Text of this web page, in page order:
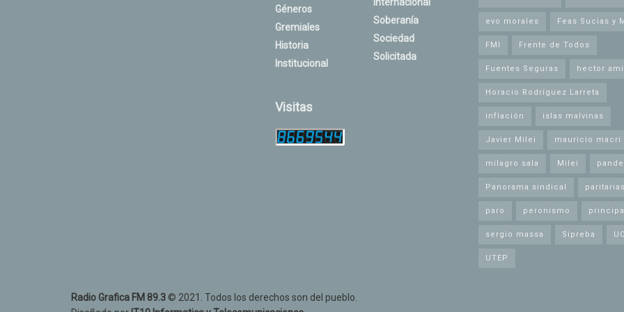
Géneros
Gremiales
Historia
Institucional
Soberanía
Sociedad
Solicitada
Visitas
evo morales Feas Sucias y
FMI Frente de Todos
Fuentes Seguras hector
Horacio Rodríguez Larreta
inflación islas malvinas
Javier Milei mauricio macri
milagro sala Milei
Panorama sindical paritarias
paro peronismo
sergio massa Sipreba
UTEP
Radio Grafica FM 89.3 © 2021. Todos los derechos son del pueblo.